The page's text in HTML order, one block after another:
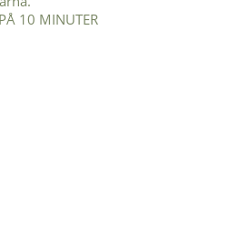
10 MINUTER